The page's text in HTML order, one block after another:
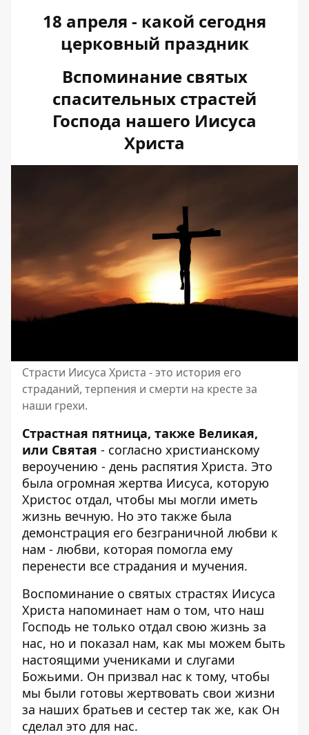
18 апреля - какой сегодня
церковный праздник
Вспоминание святых
спасительных страстей
Господа нашего Иисуса
Христа
Страсти Иисуса Христа - это история его
страданий, терпения и смерти на кресте за
наши грехи.
Страстная пятница, также Великая,
или Святая - согласно христианскому
вероучению - день распятия Христа. Это
была огромная жертва Иисуса, которую
Христос отдал, чтобы мы могли иметь
жизнь вечную. Но это также была
демонстрация его безграничной любви к
нам - любви, которая помогла ему
перенести все страдания и мучения.
Воспоминание о святых страстях Иисуса
Христа напоминает нам о том, что наш
Господь не только отдал свою жизнь за
нас, но и показал нам, как мы можем быть
настоящими учениками и слугами
Божьими. Он призвал нас к тому, чтобы
мы были готовы жертвовать свои жизни
за наших братьев и сестер так же, как Он
сделал это для нас.